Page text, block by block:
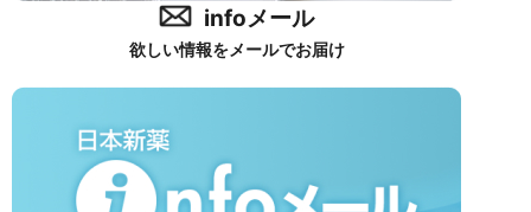
infoメール
欲しい情報をメールでお届け